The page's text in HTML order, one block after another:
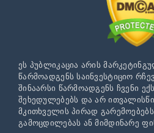
ეს პუბლიკაცია არის
წარმოადგენს საინვესტიციო
შინაარსი წარმოადგენს ჩვენი
შეხედულებებს და არ
მკითხველის პირად
გამოცდილებას ან მიმდინარე